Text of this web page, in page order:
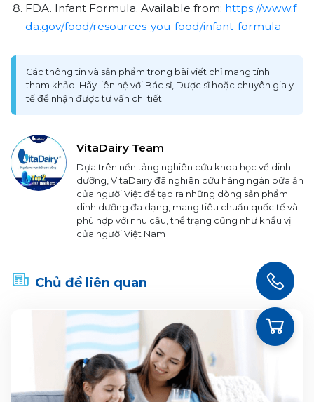
FDA. Infant Formula. Available from: https://www.f
da.gov/food/resources-you-food/infant-formula
Các thông tin và sản phẩm trong bài viết chỉ mang tính
tham khảo. Hãy liên hệ với Bác sĩ, Dược sĩ hoặc chuyên gia y
tế để nhận được tư vấn chi tiết.
VitaDairy Team
Dựa trên nền tảng nghiên cứu khoa học về dinh
dưỡng, VitaDairy đã nghiên cứu hàng ngàn bữa ăn
của người Việt để tạo ra những dòng sản phẩm
dinh dưỡng đa dạng, mang tiêu chuẩn quốc tế và
phù hợp với nhu cầu, thể trạng cũng như khẩu vị
của người Việt Nam
Chủ đề liên quan